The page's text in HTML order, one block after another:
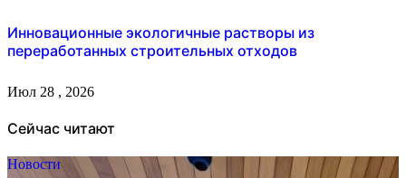
Инновационные экологичные растворы из
переработанных строительных отходов
Июл 28 , 2026
Сейчас читают
Новости